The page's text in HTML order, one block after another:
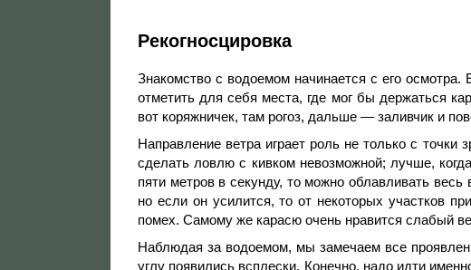
Рекогносцировка
Знакомство с водоемом начинается с его
отметить для себя места, где мог бы держаться
вот коряжничек, там рогоз, дальше — заливчик и
Направление ветра играет роль не только с точки
сделать ловлю с кивком невозможной; лучше,
пяти метров в секунду, то можно облавливать
но если он усилится, то от некоторых участков
помех. Самому же карасю очень нравится слабый
Наблюдая за водоемом, мы замечаем все
углу появились всплески. Конечно, надо идти